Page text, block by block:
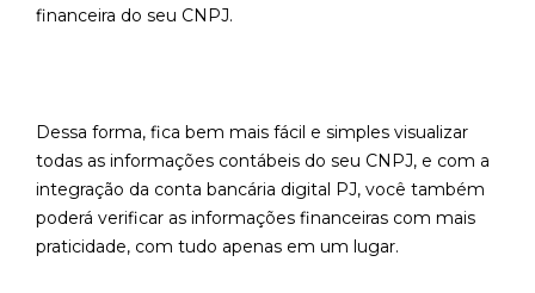
financeira do seu CNPJ.
Dessa forma, fica bem mais fácil e simples visualizar
todas as informações contábeis do seu CNPJ, e com a
integração da conta bancária digital PJ, você também
poderá verificar as informações financeiras com mais
praticidade, com tudo apenas em um lugar.